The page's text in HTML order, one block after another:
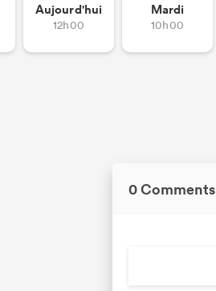
Aujourd'hui
12h00
Mardi
10h00
0 Comments